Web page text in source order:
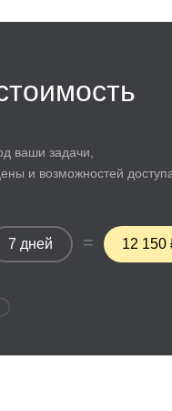
ваши задачи,
и возможностей
7 дней = 12 150